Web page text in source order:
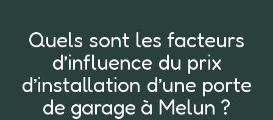
Quels sont les facteurs
d’influence du prix
d’installation d’une porte
de garage à Melun ?